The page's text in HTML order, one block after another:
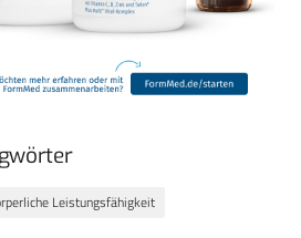
Leistungsfähigkeit